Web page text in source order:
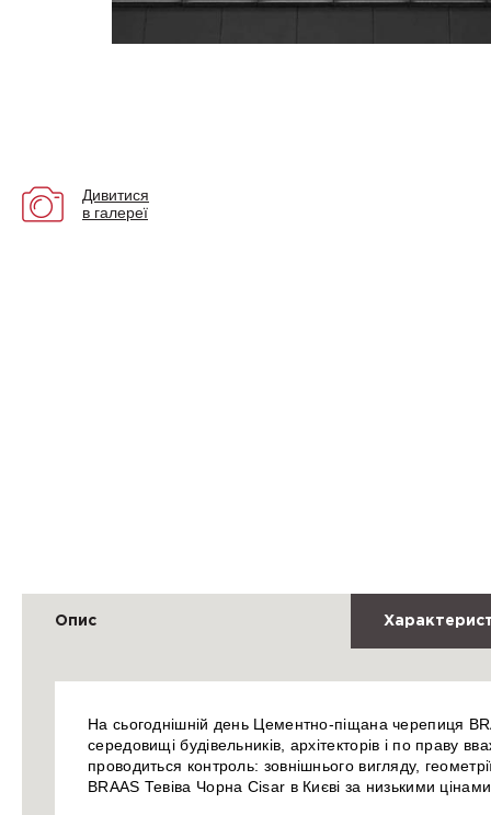
Дивитися
в галереї
Опис
На сьогоднішній день Цементно-піщана черепиця
середовищі будівельників, архітекторів і по праву
проводиться контроль: зовнішнього вигляду,
BRAAS Тевіва Чорна Cisar в Києві за низькими